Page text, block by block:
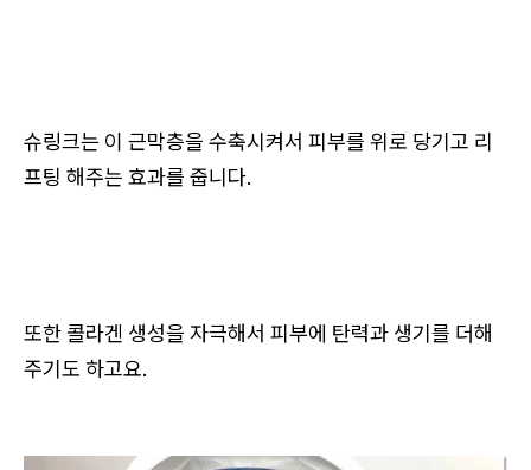
슈링크는 이 근막층을 수축시켜서 피부를 위로 당기고 리
프팅 해주는 효과를 줍니다.
또한 콜라겐 생성을 자극해서 피부에 탄력과 생기를 더해
주기도 하고요.